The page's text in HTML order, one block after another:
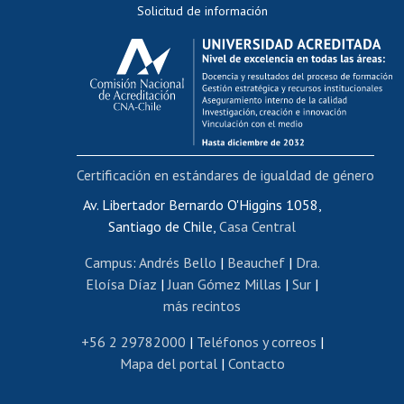
Evaluación docente
Calificación académica
Postulación al AUCAI
Funcionarias/os
Cursos internos de capacitación
Bienestar del personal
Portal de movilidad interna
Certificado de renta
Certificado de renta honorarios
Editar páginas blancas
Extranjeras/os
Revalidación y reconocimiento de títulos
Postulación al Programa de Movilidad Estudiantil
Solicitud de información
Av. Libertador Bernardo O'Higgins 1058,
Santiago de Chile, Casa Central
Campus: Andrés Bello | Beauchef| Dra.
Eloísa Díaz | Juan Gómez Millas | Sur |
más recintos
+56 2 29782000 | Teléfonos y correos |
Mapa del portal| Contacto
Certificación en estándares de igualdad de género